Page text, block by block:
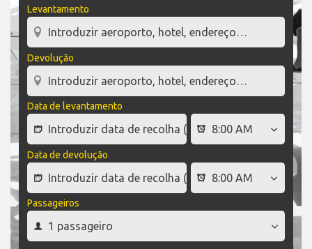
Levantamento
Devolução
Data de levantamento
Data de devolução
Passageiros